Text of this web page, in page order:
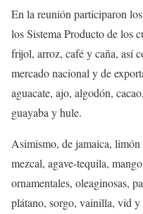
En la reunión participaron
los Sistema Producto de los
frijol, arroz, café y caña, así
mercado nacional y de
aguacate, ajo, algodón,
guayaba y hule.
Asimismo, de jamaica,
mezcal, agave-tequila,
ornamentales, oleaginosas,
plátano, sorgo, vainilla, vid y